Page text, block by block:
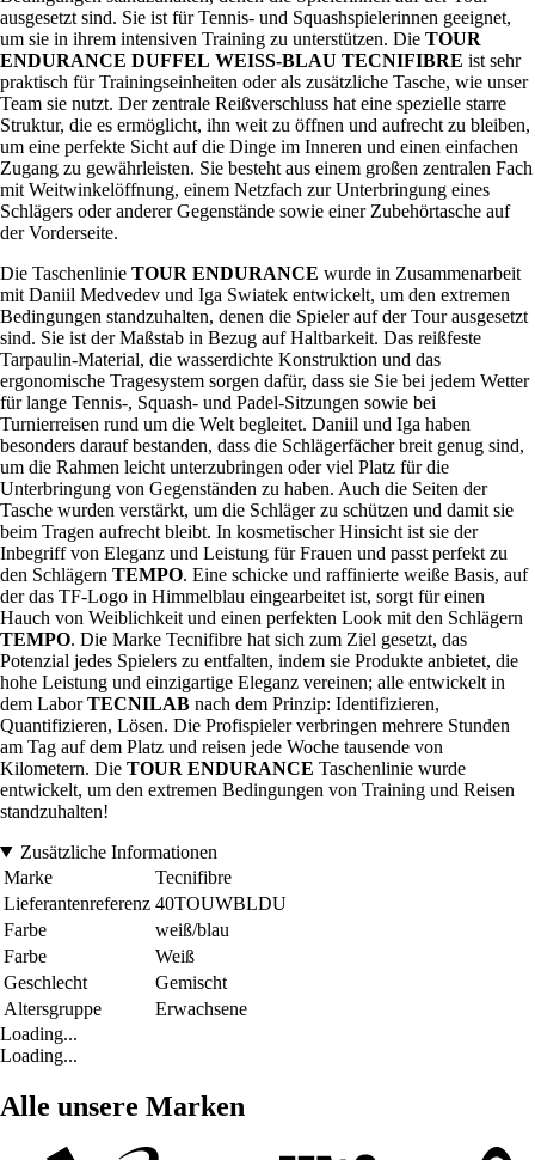
ausgesetzt sind. Sie ist für Tennis- und Squashspielerinnen geeignet,
um sie in ihrem intensiven Training zu unterstützen. Die TOUR
ENDURANCE DUFFEL WEISS-BLAU TECNIFIBRE ist sehr
praktisch für Trainingseinheiten oder als zusätzliche Tasche, wie unser
Team sie nutzt. Der zentrale Reißverschluss hat eine spezielle starre
Struktur, die es ermöglicht, ihn weit zu öffnen und aufrecht zu bleiben,
um eine perfekte Sicht auf die Dinge im Inneren und einen einfachen
Zugang zu gewährleisten. Sie besteht aus einem großen zentralen Fach
mit Weitwinkelöffnung, einem Netzfach zur Unterbringung eines
Schlägers oder anderer Gegenstände sowie einer Zubehörtasche auf
der Vorderseite.
Die Taschenlinie TOUR ENDURANCE wurde in Zusammenarbeit
mit Daniil Medvedev und Iga Swiatek entwickelt, um den extremen
Bedingungen standzuhalten, denen die Spieler auf der Tour ausgesetzt
sind. Sie ist der Maßstab in Bezug auf Haltbarkeit. Das reißfeste
Tarpaulin-Material, die wasserdichte Konstruktion und das
ergonomische Tragesystem sorgen dafür, dass sie Sie bei jedem Wetter
für lange Tennis-, Squash- und Padel-Sitzungen sowie bei
Turnierreisen rund um die Welt begleitet. Daniil und Iga haben
besonders darauf bestanden, dass die Schlägerfächer breit genug sind,
um die Rahmen leicht unterzubringen oder viel Platz für die
Unterbringung von Gegenständen zu haben. Auch die Seiten der
Tasche wurden verstärkt, um die Schläger zu schützen und damit sie
beim Tragen aufrecht bleibt. In kosmetischer Hinsicht ist sie der
Inbegriff von Eleganz und Leistung für Frauen und passt perfekt zu
den Schlägern TEMPO. Eine schicke und raffinierte weiße Basis, auf
der das TF-Logo in Himmelblau eingearbeitet ist, sorgt für einen
Hauch von Weiblichkeit und einen perfekten Look mit den Schlägern
TEMPO. Die Marke Tecnifibre hat sich zum Ziel gesetzt, das
Potenzial jedes Spielers zu entfalten, indem sie Produkte anbietet, die
hohe Leistung und einzigartige Eleganz vereinen; alle entwickelt in
dem LaborTECNILAB nach dem Prinzip: Identifizieren,
Quantifizieren, Lösen. Die Profispieler verbringen mehrere Stunden
am Tag auf dem Platz und reisen jede Woche tausende von
Kilometern. Die TOUR ENDURANCE Taschenlinie wurde
entwickelt, um den extremen Bedingungen von Training und Reisen
standzuhalten!
Zusätzliche Informationen
Marke
Tecnifibre
Lieferantenreferenz 40TOUWBLDU
Farbe
weiß/blau
Farbe
Weiß
Geschlecht
Gemischt
Altersgruppe
Erwachsene
Loading...
Loading...
Alle unsere Marken